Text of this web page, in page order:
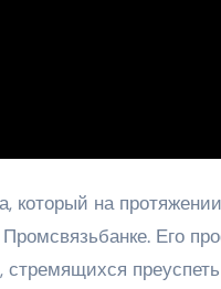
который на
Его